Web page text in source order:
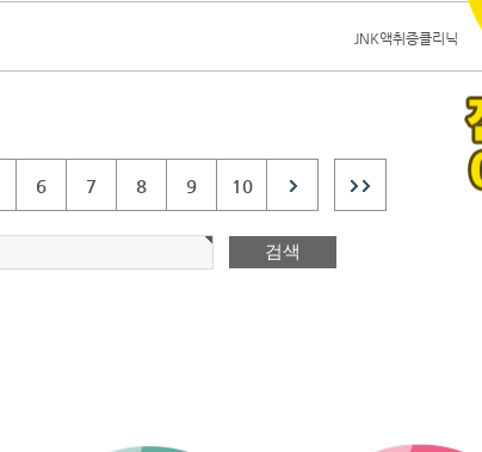
JNK액취증클리닉
6 7 8 9 10